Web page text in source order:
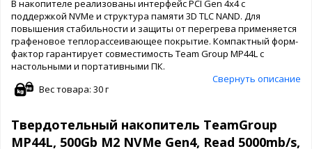
В накопителе реализованы интерфейс PCI Gen 4x4 с
поддержкой NVMe и структура памяти 3D TLC NAND. Для
повышения стабильности и защиты от перегрева применяется
графеновое теплорассеивающее покрытие. Компактный форм-
фактор гарантирует совместимость Team Group MP44L с
настольными и портативными ПК.
Свернуть описание
Вес товара: 30 г
Твердотельный накопитель TeamGroup
MP44L, 500Gb M2 NVMe Gen4, Read 5000mb/s,